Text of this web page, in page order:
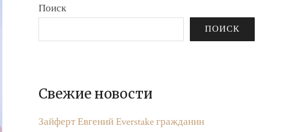
Поиск
ПОИСК
Свежие новости
Зайферт Евгений Everstake гражданин